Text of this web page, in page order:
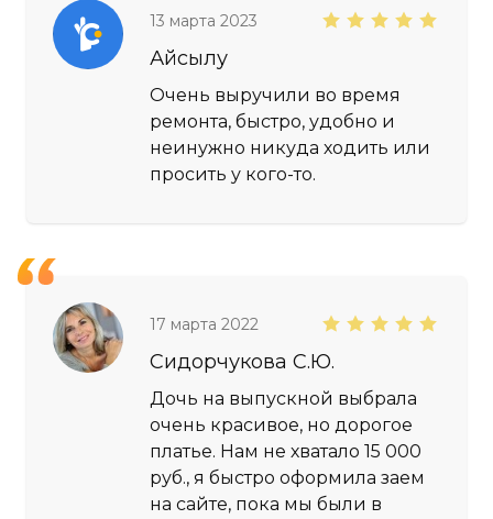
13 марта 2023
Айсылу
Очень выручили во время
ремонта, быстро, удобно и
неинужно никуда ходить или
просить у кого-то.
17 марта 2022
Сидорчукова С.Ю.
Дочь на выпускной выбрала
очень красивое, но дорогое
платье. Нам не хватало 15 000
руб., я быстро оформила заем
на сайте, пока мы были в